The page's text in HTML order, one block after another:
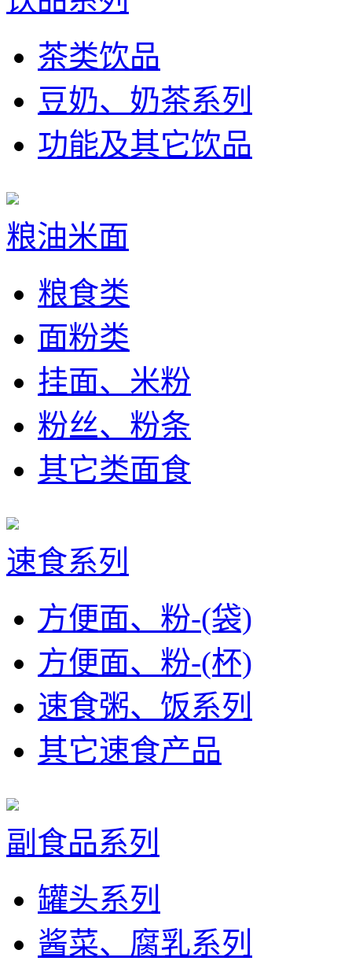
茶类饮品
豆奶、奶茶系列
功能及其它饮品
粮油米面
粮食类
面粉类
挂面、米粉
粉丝、粉条
其它类面食
速食系列
方便面、粉-(袋)
方便面、粉-(杯)
速食粥、饭系列
其它速食产品
副食品系列
罐头系列
酱菜、腐乳系列